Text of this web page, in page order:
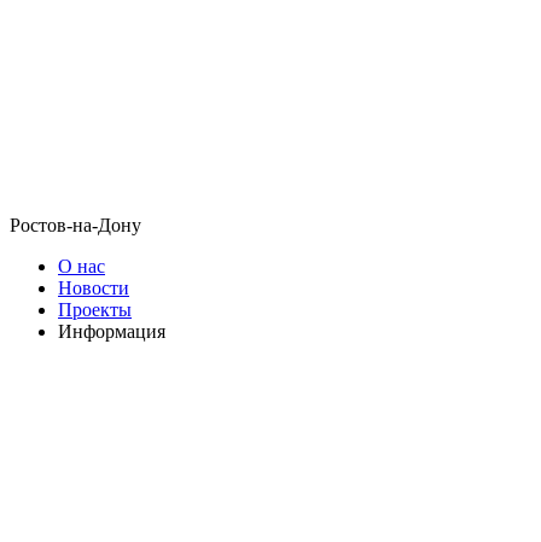
Ростов-на-Дону
О нас
Новости
Проекты
Информация